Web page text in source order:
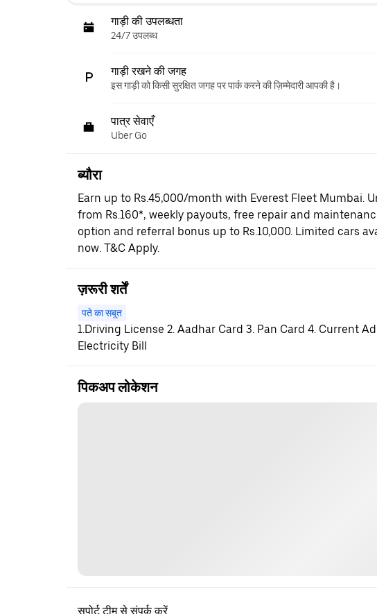
गाड़ी की उपलब्धता
24/7 उपलब्ध
गाड़ी रखने की जगह
इस गाड़ी को किसी सुरक्षित जगह पर पार्क करने की ज़िम्मेदारी आपकी है।
पात्र सेवाएँ
Uber Go
ब्यौरा
Earn up to Rs.45,000/month with Everest Fleet Mumbai.
from Rs.160*, weekly payouts, free repair and
option and referral bonus up to Rs.10,000. Limited cars
now. T&C Apply.
ज़रूरी शर्तें
पते का सबूत
1.Driving License 2. Aadhar Card 3. Pan Card 4. Current
Electricity Bill
पिकअप लोकेशन
सपोर्ट टीम से संपर्क करें